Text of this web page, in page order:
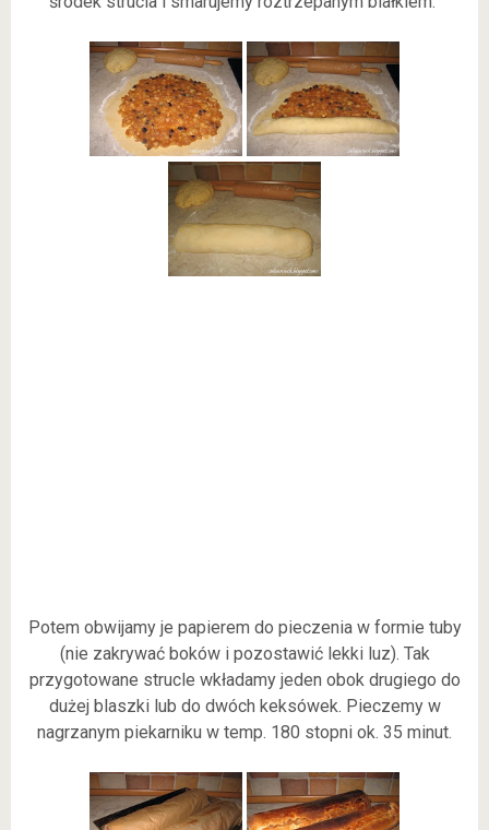
Potem obwijamy je papierem do pieczenia w formie tuby
(nie zakrywać boków i pozostawić lekki luz). Tak
przygotowane strucle wkładamy jeden obok drugiego do
dużej blaszki lub do dwóch keksówek. Pieczemy w
nagrzanym piekarniku w temp. 180 stopni ok. 35 minut.